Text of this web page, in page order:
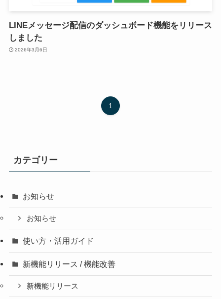
LINEメッセージ配信のダッシュボード機能をリリース
しました
2026年3月6日
1
カテゴリー
お知らせ
お知らせ
使い方・活用ガイド
新機能リリース / 機能改善
新機能リリース